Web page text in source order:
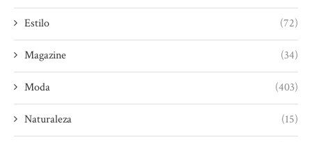
Estilo (72)
Magazine (34)
Moda (403)
Naturaleza (15)